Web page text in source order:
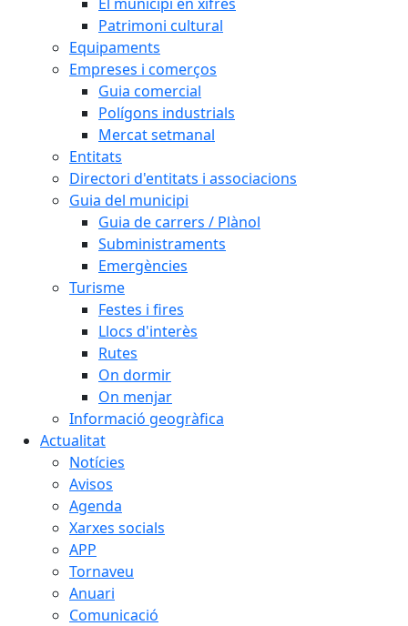
Patrimoni cultural
Equipaments
Empreses i comerços
Guia comercial
Polígons industrials
Mercat setmanal
Entitats
Directori d'entitats i associacions
Guia del municipi
Guia de carrers / Plànol
Subministraments
Emergències
Turisme
Festes i fires
Llocs d'interès
Rutes
On dormir
On menjar
Informació geogràfica
Actualitat
Notícies
Avisos
Agenda
Xarxes socials
APP
Tornaveu
Anuari
Comunicació